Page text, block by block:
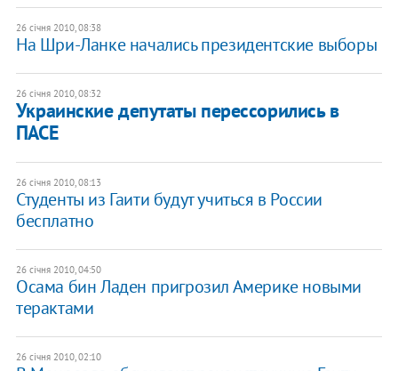
26 січня 2010, 08:38
На Шри-Ланке начались президентские выборы
26 січня 2010, 08:32
Украинские депутаты перессорились в
ПАСЕ
26 січня 2010, 08:13
Студенты из Гаити будут учиться в России
бесплатно
26 січня 2010, 04:50
Осама бин Ладен пригрозил Америке новыми
терактами
26 січня 2010, 02:10